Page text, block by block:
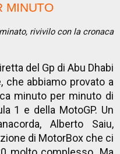
MINUTO
rivivilo con la cronaca
del Gp di Abu Dhabi
che abbiamo provato a
minuto per minuto di
1 e della MotoGP. Un
Alberto Saiu,
di MotorBox che ci